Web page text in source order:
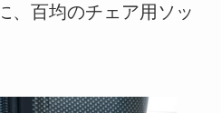
、百均のチェア用ソッ